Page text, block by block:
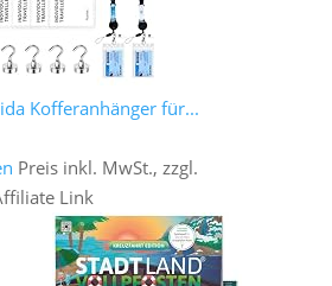
Kofferanhänger für...
Preis inkl. MwSt., zzgl.
Link